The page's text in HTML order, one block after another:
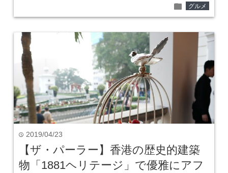
folder グルメ
time 2019/04/23
【ザ・パーラー】香港の歴史的建築
物「1881ヘリテージ」で優雅にアフ